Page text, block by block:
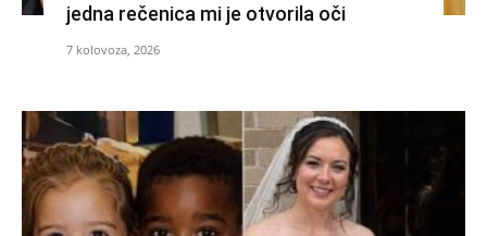
jedna rečenica mi je otvorila oči
7 kolovoza, 2026